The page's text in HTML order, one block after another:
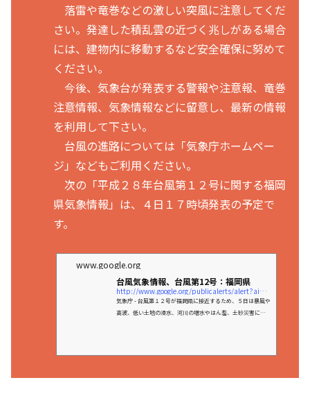
落雷や竜巻などの激しい突風に注意してくだ
さい。発達した積乱雲の近づく兆しがある場合
には、建物内に移動するなど安全確保に努めて
ください。
今後、気象台が発表する警報や注意報、竜巻
注意情報、気象情報などに留意し、最新の情報
を利用して下さい。
台風の進路については「気象庁ホームペー
ジ」などもご利用ください。
次の「平成２８年台風第１２号に関する福岡
県気象情報」は、４日１７時頃発表の予定で
す。
www.google.org
台風気象情報、台風第12号：福岡県
http://www.google.org/publicalerts/alert?aid=f5bca9c0b068c5d0&#038;hl=ja&#038;gl=JP&#038;source=web
気象庁 - 台風第１２号が福岡県に接近するため、５日は暴風や
高波、低い土地の浸水、河川の増水やはん濫、土砂災害に警